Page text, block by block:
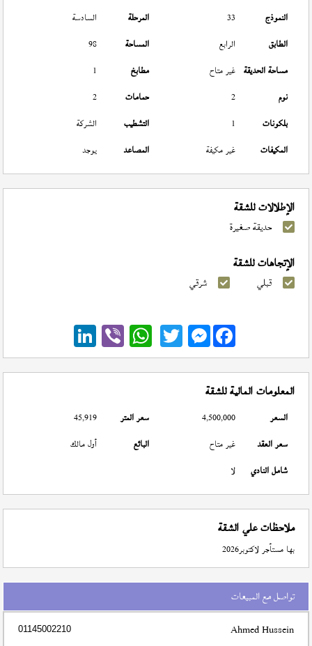
النموذج
33 المرحلة
السادسة
الطابق
الرابع المساحة
98
مساحة الحديقة غير متاح مطابخ
1
نوم
2 حمامات
2
بلكونات
1 التشطيب
الشركة
المكيفات
غير مكيفة المصاعد يوجد
الإطلالات للشقة
حديقة صغيرة
الإتجاهات للشقة
قبلي شرقي
Messenger
المعلومات المالية للشقة
السعر 4,500,000 سعر المتر
45,919
سعر العقد
غير متاح البائع
أول مالك
شامل النادي
لا
ملاحظات علي الشقة
بها مستأجر لاكتوبر2026
تواصل مع المبيعات
Ahmed Hussein
01145002210